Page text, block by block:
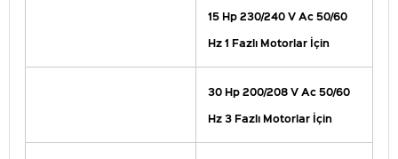
15 Hp 230/240 V Ac 50/60
Hz 1 Fazlı Motorlar İçin
30 Hp 200/208 V Ac 50/60
Hz 3 Fazlı Motorlar İçin